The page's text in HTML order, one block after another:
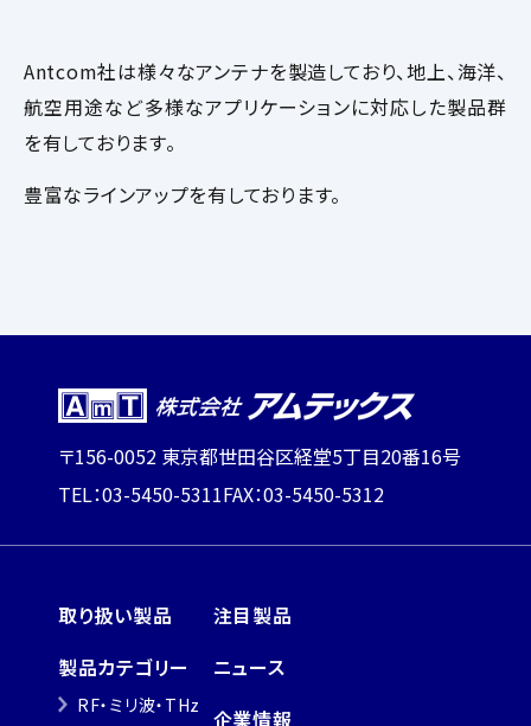
Antcom社は様々なアンテナを製造しており、地上、海洋、
航空用途など多様なアプリケーションに対応した製品群
を有しております。
豊富なラインアップを有しております。
〒156-0052 東京都世田谷区経堂5丁目20番16号
TEL：03-5450-5311FAX：03-5450-5312
取り扱い製品
製品カテゴリー
RF・ミリ波・THz
注目製品
ニュース
企業情報